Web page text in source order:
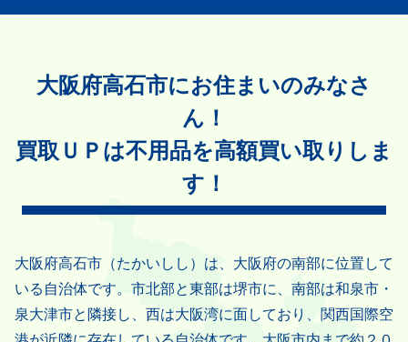
大阪府高石市にお住まいのみなさ
ん！
買取ＵＰは不用品を高額買い取りしま
す！
大阪府高石市（たかいしし）は、大阪府の南部に位置して
いる自治体です。市北部と東部は堺市に、南部は和泉市・
泉大津市と隣接し、西は大阪湾に面しており、関西国際空